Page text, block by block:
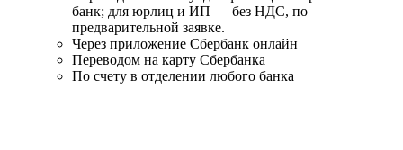
банк; для юрлиц и ИП — без НДС, по
предварительной заявке.
Через приложение Сбербанк онлайн
Переводом на карту Сбербанка
По счету в отделении любого банка